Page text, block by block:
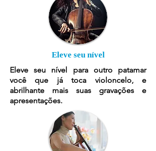
Eleve seu nível
Eleve seu nível para outro patamar
você que já toca violoncelo, e
abrilhante mais suas gravações e
apresentações.